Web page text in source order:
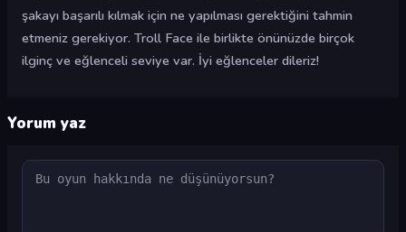
şakayı başarılı kılmak için ne yapılması gerektiğini tahmin
etmeniz gerekiyor. Troll Face ile birlikte önünüzde birçok
ilginç ve eğlenceli seviye var. İyi eğlenceler dileriz!
Yorum yaz
Yorum